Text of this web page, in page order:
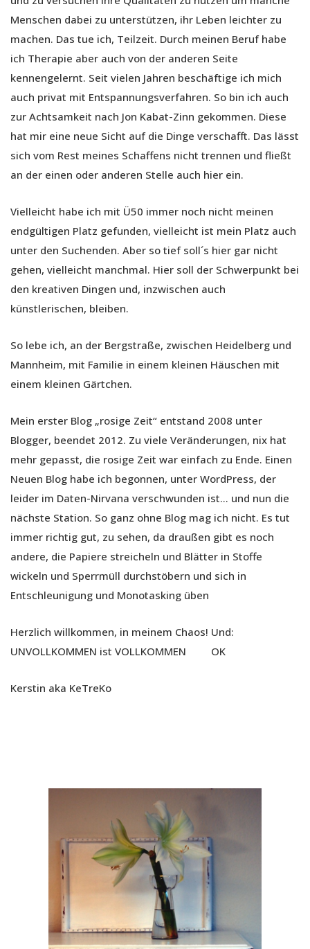
Menschen dabei zu unterstützen, ihr Leben leichter zu
machen. Das tue ich, Teilzeit. Durch meinen Beruf habe
ich Therapie aber auch von der anderen Seite
kennengelernt. Seit vielen Jahren beschäftige ich mich
auch privat mit Entspannungsverfahren. So bin ich auch
zur Achtsamkeit nach Jon Kabat-Zinn gekommen. Diese
hat mir eine neue Sicht auf die Dinge verschafft. Das lässt
sich vom Rest meines Schaffens nicht trennen und fließt
an der einen oder anderen Stelle auch hier ein.
Vielleicht habe ich mit Ü50 immer noch nicht meinen
endgültigen Platz gefunden, vielleicht ist mein Platz auch
unter den Suchenden. Aber so tief soll´s hier gar nicht
gehen, vielleicht manchmal. Hier soll der Schwerpunkt bei
den kreativen Dingen und, inzwischen auch
künstlerischen, bleiben.
So lebe ich, an der Bergstraße, zwischen Heidelberg und
Mannheim, mit Familie in einem kleinen Häuschen mit
einem kleinen Gärtchen.
Mein erster Blog „rosige Zeit“ entstand 2008 unter
Blogger, beendet 2012. Zu viele Veränderungen, nix hat
mehr gepasst, die rosige Zeit war einfach zu Ende. Einen
Neuen Blog habe ich begonnen, unter WordPress, der
leider im Daten-Nirvana verschwunden ist… und nun die
nächste Station. So ganz ohne Blog mag ich nicht. Es tut
immer richtig gut, zu sehen, da draußen gibt es noch
andere, die Papiere streicheln und Blätter in Stoffe
wickeln und Sperrmüll durchstöbern und sich in
Entschleunigung und Monotasking üben
Herzlich willkommen, in meinem Chaos! Und:
UNVOLLKOMMEN ist VOLLKOMMEN OK
Kerstin aka KeTreKo